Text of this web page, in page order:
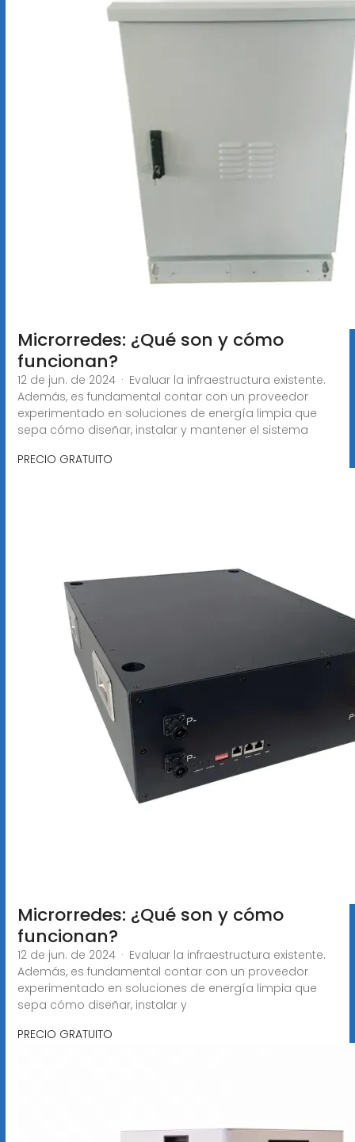
Microrredes: ¿Qué son y cómo
funcionan?
12 de jun. de 2024 · Evaluar la infraestructura existente.
Además, es fundamental contar con un proveedor
experimentado en soluciones de energía limpia que
sepa cómo diseñar, instalar y mantener el sistema
PRECIO GRATUITO
Microrredes: ¿Qué son y cómo
funcionan?
12 de jun. de 2024 · Evaluar la infraestructura existente.
Además, es fundamental contar con un proveedor
experimentado en soluciones de energía limpia que
sepa cómo diseñar, instalar y
PRECIO GRATUITO